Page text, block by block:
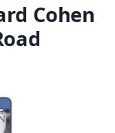
Cohen